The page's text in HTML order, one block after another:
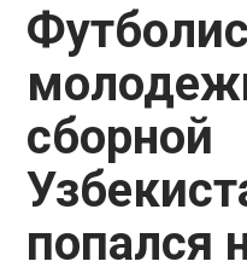
сборной
попался